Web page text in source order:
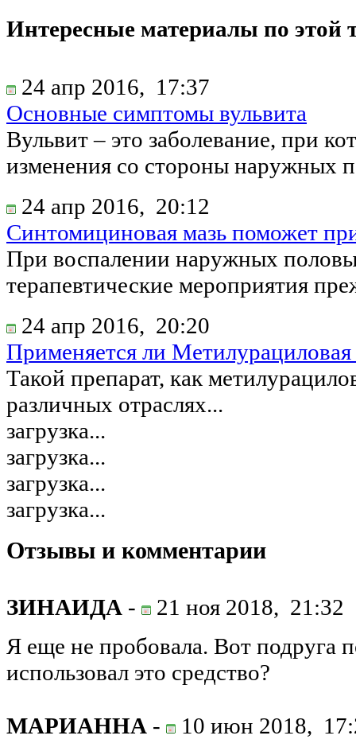
Интересные материалы по этой
24 апр 2016, 17:37
Основные симптомы вульвита
Вульвит – это заболевание, при
изменения со стороны наружных
24 апр 2016, 20:12
Синтомициновая мазь поможет
При воспалении наружных
терапевтические мероприятия
24 апр 2016, 20:20
Применяется ли Метилурациловая
Такой препарат, как
различных отраслях...
загрузка...
загрузка...
загрузка...
загрузка...
Отзывы и комментарии
ЗИНАИДА - 21 ноя 2018, 21:32
Я еще не пробовала. Вот подруга
использовал это средство?
МАРИАННА - 10 июн 2018,